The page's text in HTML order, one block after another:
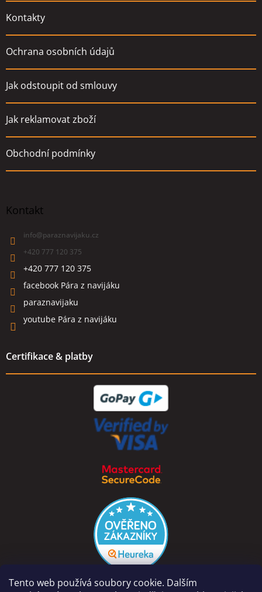
Tento web používá soubory cookie. Dalším
Kontakty
Ochrana osobních údajů
Jak odstoupit od smlouvy
Jak reklamovat zboží
Obchodní podmínky
Kontakt
info@paraznavijaku.cz
+420 777 120 375
+420 777 120 375
facebook Pára z navijáku
paraznavijaku
youtube Pára z navijáku
Certifikace & platby